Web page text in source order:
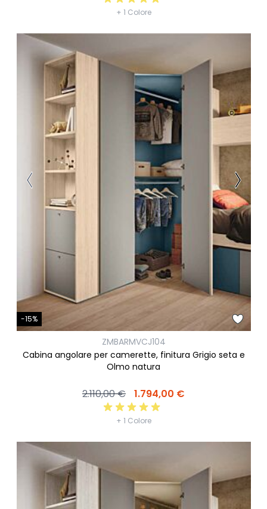
+ 1 Colore
-15%
ZMBARMVCJ104
Cabina angolare per camerette, finitura Grigio seta e
Olmo natura
2.110,00 € 1.794,00 €
+ 1 Colore